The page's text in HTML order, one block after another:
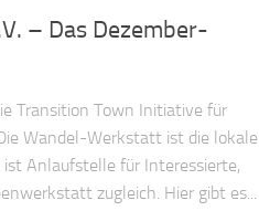
– Das Dezember-
Transition Town Initiative für
Wandel-Werkstatt ist die lokale
ist Anlaufstelle für Interessierte,
zugleich. Hier gibt es...